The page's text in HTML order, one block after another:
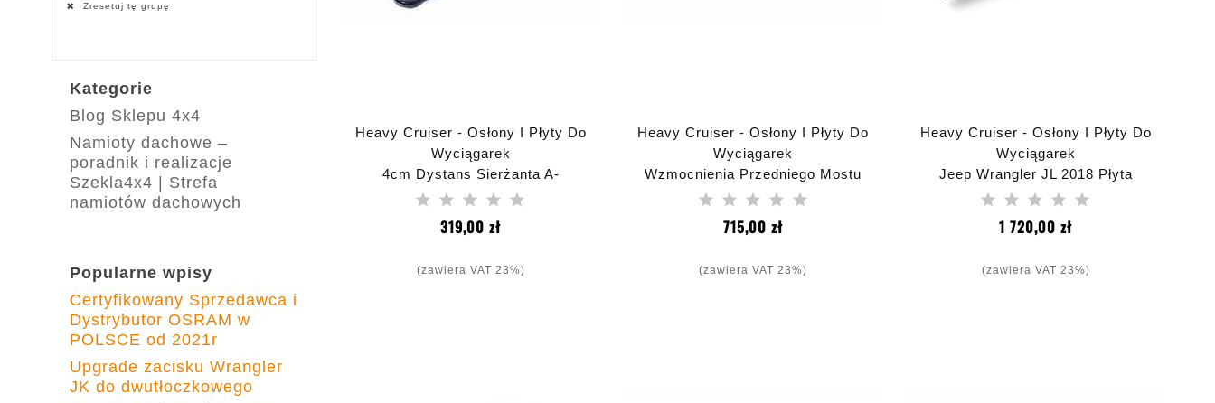
Zresetuj tę grupę
Kategorie
Blog Sklepu 4x4
Namioty dachowe –
poradnik i realizacje
Szekla4x4 | Strefa
namiotów dachowych
Popularne wpisy
Certyfikowany Sprzedawca i
Dystrybutor OSRAM w
POLSCE od 2021r
Upgrade zacisku Wrangler
JK do dwutłoczkowego
Heavy Cruiser - Osłony I Płyty Do
Wyciągarek
4cm Dystans Sierżanta A-
Wahacza 40 Mm Jeep Grand
319,00 złCena
(zawiera VAT 23%)
Heavy Cruiser - Osłony I Płyty Do
Wyciągarek
Wzmocnienia Przedniego Mostu
Dana 44 Jeep Wrangler JK
715,00 złCena
(zawiera VAT 23%)
Heavy Cruiser - Osłony I Płyty Do
Wyciągarek
Jeep Wrangler JL 2018 Płyta
Montażowa Wyciągarki HD Pod
Amerykańskiej
1 720,00 złCena
(zawiera VAT 23%)